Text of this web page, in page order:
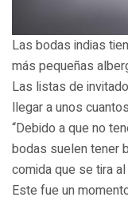
Las bodas indias
más pequeñas
Las listas de
llegar a unos
“Debido a que no
bodas suelen tener
comida que se tira
Este fue un